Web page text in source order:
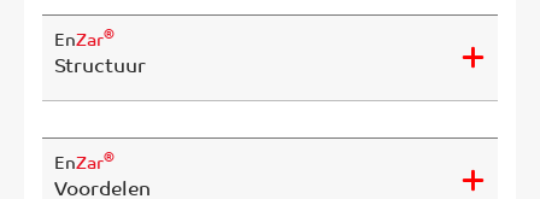
EnZar®
Structuur
EnZar®
Voordelen